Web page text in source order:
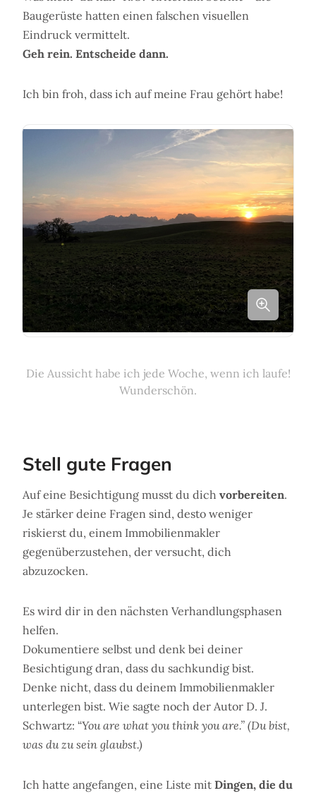
Baugerüste hatten einen falschen visuellen
Eindruck vermittelt.
Geh rein. Entscheide dann.
Ich bin froh, dass ich auf meine Frau gehört habe!
Die Aussicht habe ich jede Woche, wenn ich laufe!
Wunderschön.
Stell gute Fragen
Auf eine Besichtigung musst du dich vorbereiten.
Je stärker deine Fragen sind, desto weniger
riskierst du, einem Immobilienmakler
gegenüberzustehen, der versucht, dich
abzuzocken.
Es wird dir in den nächsten Verhandlungsphasen
helfen.
Dokumentiere selbst und denk bei deiner
Besichtigung dran, dass du sachkundig bist.
Denke nicht, dass du deinem Immobilienmakler
unterlegen bist. Wie sagte noch der Autor D. J.
Schwartz: “You are what you think you are.” (Du bist,
was du zu sein glaubst.)
Ich hatte angefangen, eine Liste mit Dingen, die du